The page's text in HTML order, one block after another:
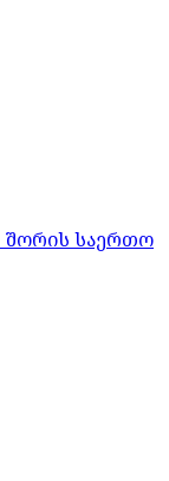
შორის საერთო